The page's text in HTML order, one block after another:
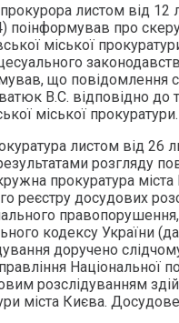
листом від
про
міської
що повідомлення
В.С. відповідно до
міської прокуратури.
листом від
розгляду
прокуратура
реєстру досудових
кодексу України
доручено
Національної
розслідуванням
міста Києва.